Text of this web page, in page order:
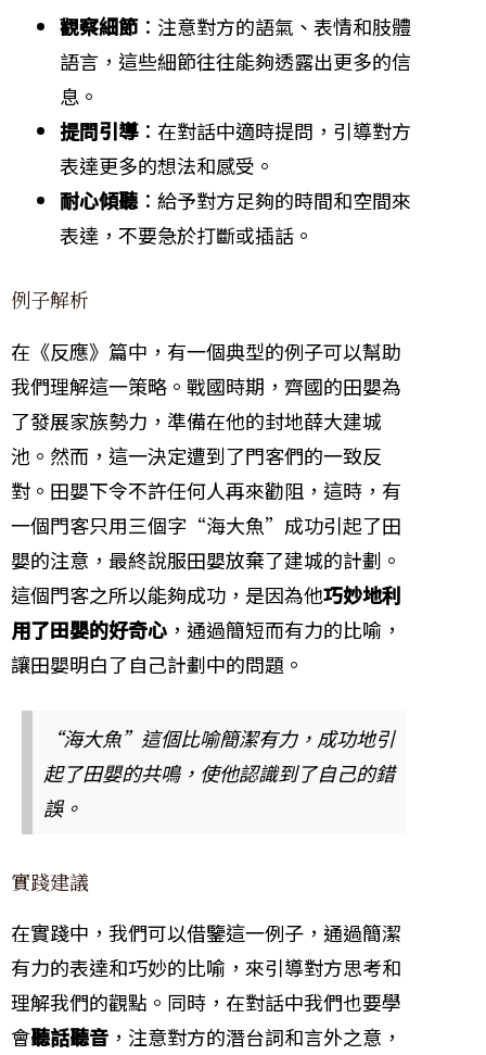
觀察細節：注意對方的語氣、表情和肢體
語言，這些細節往往能夠透露出更多的信
息。
提問引導：在對話中適時提問，引導對方
表達更多的想法和感受。
耐心傾聽 ：給予對方足夠的時間和空間來
表達，不要急於打斷或插話。
例子解析
在《反應》篇中，有一個典型的例子可以幫助
我們理解這一策略。戰國時期，齊國的田嬰為
了發展家族勢力，準備在他的封地薛大建城
池。然而，這一決定遭到了門客們的一致反
對。田嬰下令不許任何人再來勸阻，這時，有
一個門客只用三個字“海大魚”成功引起了田
嬰的注意，最終說服田嬰放棄了建城的計劃。
這個門客之所以能夠成功，是因為他巧妙地利
用了田嬰的好奇心 ，通過簡短而有力的比喻，
讓田嬰明白了自己計劃中的問題。
“海大魚”這個比喻簡潔有力，成功地引
起了田嬰的共鳴，使他認識到了自己的錯
誤。
實踐建議
在實踐中，我們可以借鑒這一例子，通過簡潔
有力的表達和巧妙的比喻，來引導對方思考和
理解我們的觀點。同時，在對話中我們也要學
會聽話聽音 ，注意對方的潛台詞和言外之意，